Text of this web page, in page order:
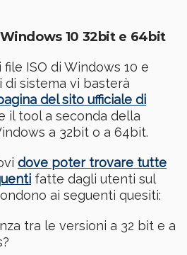
10 32bit e 64bit
ISO di Windows 10 e
sistema vi basterà
del sito ufficiale di
il tool a seconda della
a 32bit o a 64bit.
dove poter trovare tutte
fatte dagli utenti sul
ai seguenti quesiti:
tra le versioni a 32 bit e a